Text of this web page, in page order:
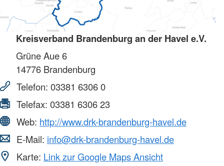
Kreisverband Brandenburg an der Havel e.V.
Grüne Aue 6
14776 Brandenburg
Telefon: 03381 6306 0
Telefax: 03381 6306 23
Web: http://www.drk-brandenburg-havel.de
E-Mail: info@drk-brandenburg-havel.de
Karte: Link zur Google Maps Ansicht